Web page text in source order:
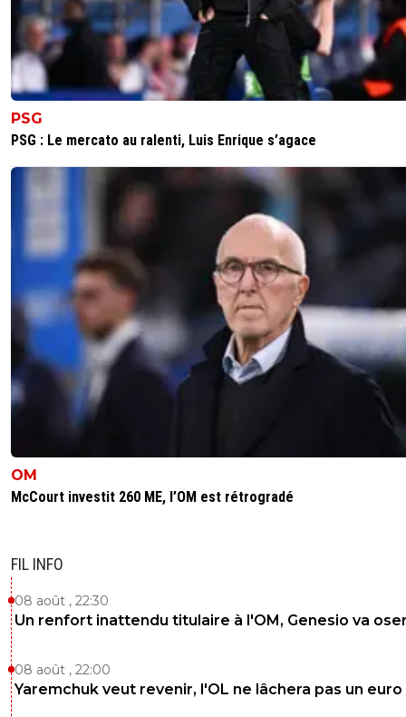
PSG
PSG : Le mercato au ralenti, Luis Enrique s’agace
OM
McCourt investit 260 ME, l’OM est rétrogradé
FIL INFO
08 août , 22:30
Un renfort inattendu titulaire à l'OM, Genesio va
08 août , 22:00
Yaremchuk veut revenir, l'OL ne lâchera pas un euro